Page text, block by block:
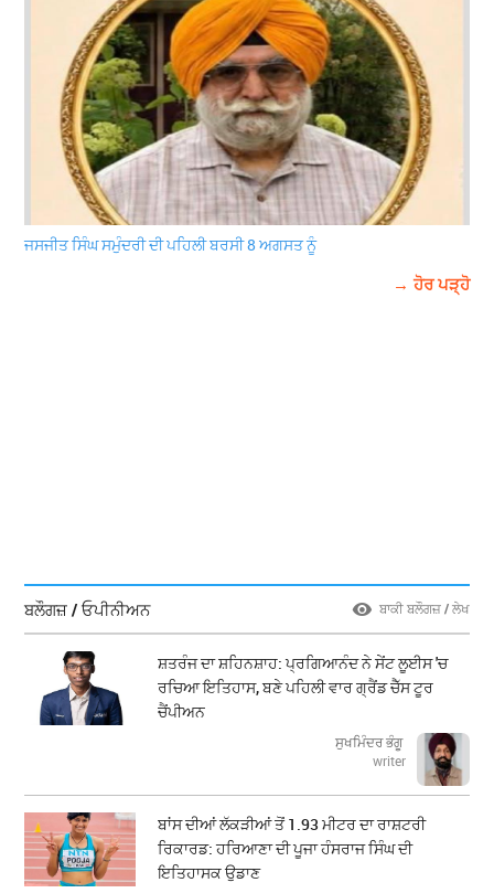
ਜਸਜੀਤ ਸਿੰਘ ਸਮੁੰਦਰੀ ਦੀ ਪਹਿਲੀ ਬਰਸੀ 8 ਅਗਸਤ ਨੂੰ
→ ਹੋਰ ਪੜ੍ਹੋ
ਬਲੌਗਜ਼ / ਓਪੀਨੀਅਨ ਬਾਕੀ ਬਲੌਗਜ਼ / ਲੇਖ
ਸ਼ਤਰੰਜ ਦਾ ਸ਼ਹਿਨਸ਼ਾਹ: ਪ੍ਰਗਿਆਨੰਦ ਨੇ ਸੇਂਟ ਲੂਈਸ 'ਚ
ਰਚਿਆ ਇਤਿਹਾਸ, ਬਣੇ ਪਹਿਲੀ ਵਾਰ ਗ੍ਰੈਂਡ ਚੈੱਸ ਟੂਰ
ਚੈਂਪੀਅਨ
ਸੁਖਮਿੰਦਰ ਭੰਗੂ
writer
ਬਾਂਸ ਦੀਆਂ ਲੱਕੜੀਆਂ ਤੋਂ 1.93 ਮੀਟਰ ਦਾ ਰਾਸ਼ਟਰੀ
ਰਿਕਾਰਡ: ਹਰਿਆਣਾ ਦੀ ਪੂਜਾ ਹੰਸਰਾਜ ਸਿੰਘ ਦੀ
ਇਤਿਹਾਸਕ ਉਡਾਣ